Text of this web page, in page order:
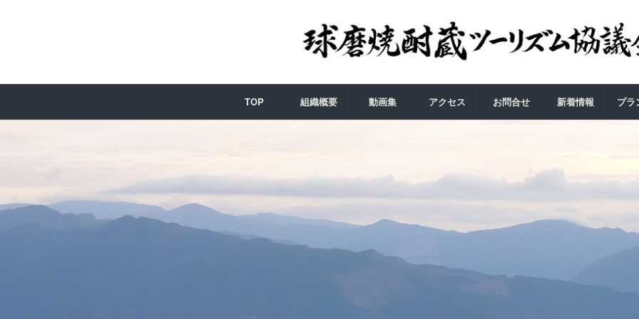
TOP 組織概要 動画集 アクセス お問合せ 新着情報 プラ